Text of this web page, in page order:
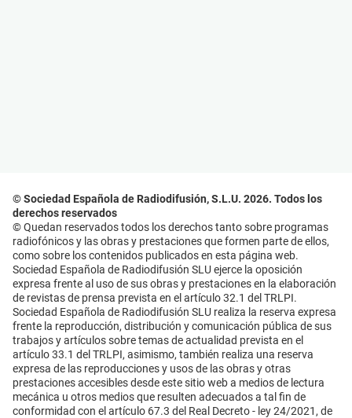
© Sociedad Española de Radiodifusión, S.L.U. 2026. Todos los
derechos reservados
© Quedan reservados todos los derechos tanto sobre programas
radiofónicos y las obras y prestaciones que formen parte de ellos,
como sobre los contenidos publicados en esta página web.
Sociedad Española de Radiodifusión SLU ejerce la oposición
expresa frente al uso de sus obras y prestaciones en la elaboración
de revistas de prensa prevista en el artículo 32.1 del TRLPI.
Sociedad Española de Radiodifusión SLU realiza la reserva expresa
frente la reproducción, distribución y comunicación pública de sus
trabajos y artículos sobre temas de actualidad prevista en el
artículo 33.1 del TRLPI, asimismo, también realiza una reserva
expresa de las reproducciones y usos de las obras y otras
prestaciones accesibles desde este sitio web a medios de lectura
mecánica u otros medios que resulten adecuados a tal fin de
conformidad con el artículo 67.3 del Real Decreto - ley 24/2021, de